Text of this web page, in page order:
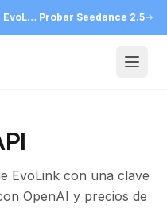
Seedance 2.5 ya está disponible en EvoLink Probar Seedance 2.5
EvoLink con una clave
OpenAI y precios de